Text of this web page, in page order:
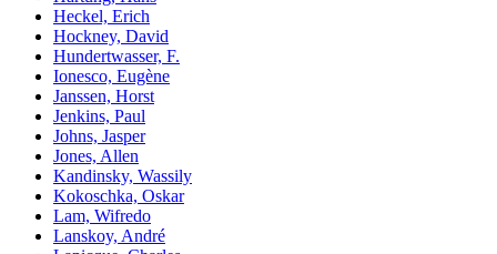
Heckel, Erich
Hockney, David
Hundertwasser, F.
Ionesco, Eugène
Janssen, Horst
Jenkins, Paul
Johns, Jasper
Jones, Allen
Kandinsky, Wassily
Kokoschka, Oskar
Lam, Wifredo
Lanskoy, André